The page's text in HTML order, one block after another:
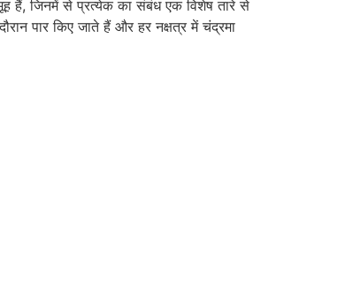
हैं, जिनमें से प्रत्येक का संबंध एक विशेष तारे से
पार किए जाते हैं और हर नक्षत्र में चंद्रमा